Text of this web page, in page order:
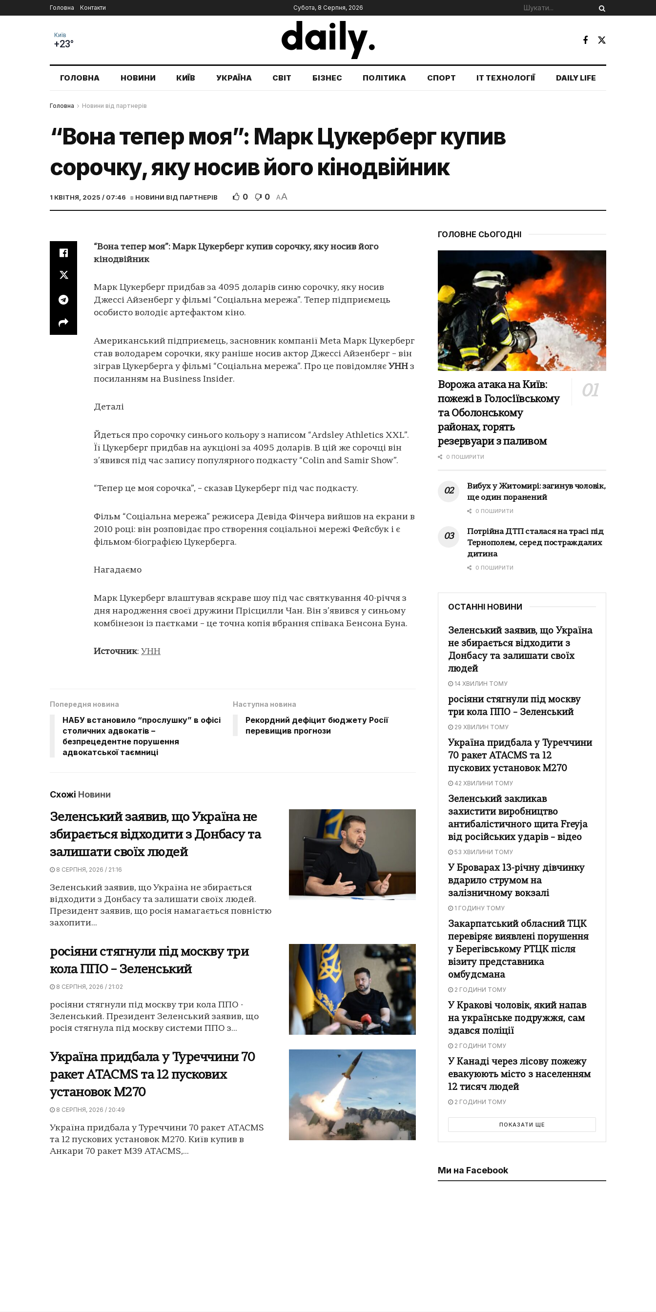
Головна Контакти Субота, 8 Серпня, 2026
Київ
+23°
ГОЛОВНА НОВИНИ КИЇВ УКРАЇНА СВІТ БІЗНЕС ПОЛІТИКА СПОРТ IT ТЕХНОЛОГІЇ DAILY LIFE
Головна Новини від партнерів
“Вона тепер моя”: Марк Цукерберг купив
сорочку, яку носив його кінодвійник
1 КВІТНЯ, 2025 / 07:46 в НОВИНИ ВІД ПАРТНЕРІВ 0 0 AA
“Вона тепер моя”: Марк Цукерберг купив сорочку, яку носив його
кінодвійник
Марк Цукерберг придбав за 4095 доларів синю сорочку, яку носив
Джессі Айзенберг у фільмі “Соціальна мережа”. Тепер підприємець
особисто володіє артефактом кіно.
Американський підприємець, засновник компанії Meta Марк Цукерберг
став володарем сорочки, яку раніше носив актор Джессі Айзенберг – він
зіграв Цукерберга у фільмі “Соціальна мережа”. Про це повідомляє УНН з
посиланням на Business Insider.
Деталі
Йдеться про сорочку синього кольору з написом “Ardsley Athletics XXL”.
Її Цукерберг придбав на аукціоні за 4095 доларів. В цій же сорочці він
з’явився під час запису популярного подкасту “Colin and Samir Show”.
“Тепер це моя сорочка”, – сказав Цукерберг під час подкасту.
Фільм “Соціальна мережа” режисера Девіда Фінчера вийшов на екрани в
2010 році: він розповідає про створення соціальної мережі Фейсбук і є
фільмом-біографією Цукерберга.
Нагадаємо
Марк Цукерберг влаштував яскраве шоу під час святкування 40-річчя з
дня народження своєї дружини Прісцилли Чан. Він з’явився у синьому
комбінезон із паєтками – це точна копія вбрання співака Бенсона Буна.
Источник: УНН
Попередня новина
НАБУ встановило “прослушку” в офісі
столичних адвокатів –
безпрецедентне порушення
адвокатської таємниці
Наступна новина
Рекордний дефіцит бюджету Росії
перевищив прогнози
Схожі Новини
Зеленський заявив, що Україна не
збирається відходити з Донбасу та
залишати своїх людей
8 СЕРПНЯ, 2026 / 21:16
Зеленський заявив, що Україна не збирається
відходити з Донбасу та залишати своїх людей.
Президент заявив, що росія намагається повністю
захопити...
росіяни стягнули під москву три
кола ППО – Зеленський
8 СЕРПНЯ, 2026 / 21:02
росіяни стягнули під москву три кола ППО -
Зеленський. Президент Зеленський заявив, що
росія стягнула під москву системи ППО з...
Україна придбала у Туреччини 70
ракет ATACMS та 12 пускових
установок M270
8 СЕРПНЯ, 2026 / 20:49
Україна придбала у Туреччини 70 ракет ATACMS
та 12 пускових установок M270. Київ купив в
Анкари 70 ракет M39 ATACMS,...
ГОЛОВНЕ СЬОГОДНІ
Ворожа атака на Київ:
пожежі в Голосіївському
та Оболонському
районах, горять
резервуари з паливом
0 ПОШИРИТИ
Вибух у Житомирі: загинув чоловік,
ще один поранений
0 ПОШИРИТИ
Потрійна ДТП сталася на трасі під
Тернополем, серед постраждалих
дитина
0 ПОШИРИТИ
ОСТАННІ НОВИНИ
Зеленський заявив, що Україна
не збирається відходити з
Донбасу та залишати своїх
людей
14 ХВИЛИН ТОМУ
росіяни стягнули під москву
три кола ППО – Зеленський
29 ХВИЛИН ТОМУ
Україна придбала у Туреччини
70 ракет ATACMS та 12
пускових установок M270
42 ХВИЛИНИ ТОМУ
Зеленський закликав
захистити виробництво
антибалістичного щита Freyja
від російських ударів – відео
53 ХВИЛИНИ ТОМУ
У Броварах 13-річну дівчинку
вдарило струмом на
залізничному вокзалі
1 ГОДИНУ ТОМУ
Закарпатський обласний ТЦК
перевіряє виявлені порушення
у Берегівському РТЦК після
візиту представника
омбудсмана
2 ГОДИНИ ТОМУ
У Кракові чоловік, який напав
на українське подружжя, сам
здався поліції
2 ГОДИНИ ТОМУ
У Канаді через лісову пожежу
евакуюють місто з населенням
12 тисяч людей
2 ГОДИНИ ТОМУ
ПОКАЗАТИ ЩЕ
Ми на Facebook